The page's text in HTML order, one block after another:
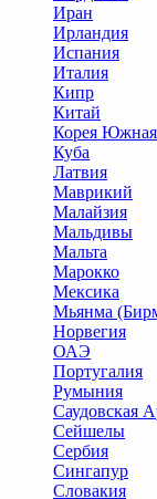
Иран
Ирландия
Испания
Италия
Кипр
Китай
Корея Южная
Куба
Латвия
Маврикий
Малайзия
Мальдивы
Мальта
Марокко
Мексика
Мьянма
Норвегия
ОАЭ
Португалия
Румыния
Саудовская
Сейшелы
Сербия
Сингапур
Словакия